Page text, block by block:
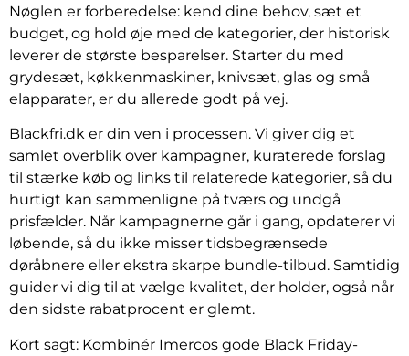
Nøglen er forberedelse: kend dine behov, sæt et
budget, og hold øje med de kategorier, der historisk
leverer de største besparelser. Starter du med
grydesæt, køkkenmaskiner, knivsæt, glas og små
elapparater, er du allerede godt på vej.
Blackfri.dk er din ven i processen. Vi giver dig et
samlet overblik over kampagner, kuraterede forslag
til stærke køb og links til relaterede kategorier, så du
hurtigt kan sammenligne på tværs og undgå
prisfælder. Når kampagnerne går i gang, opdaterer vi
løbende, så du ikke misser tidsbegrænsede
døråbnere eller ekstra skarpe bundle-tilbud. Samtidig
guider vi dig til at vælge kvalitet, der holder, også når
den sidste rabatprocent er glemt.
Kort sagt: Kombinér Imercos gode Black Friday-